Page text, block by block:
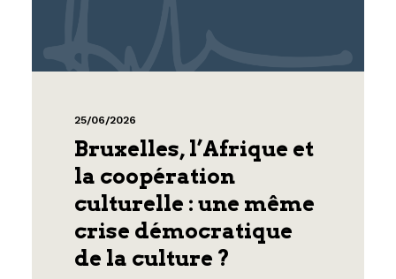
25/06/2026
Bruxelles, l’Afrique et
la coopération
culturelle : une même
crise démocratique
de la culture ?